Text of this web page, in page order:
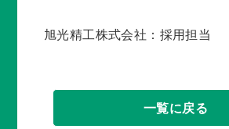
旭光精工株式会社：採用担当
一覧に戻る